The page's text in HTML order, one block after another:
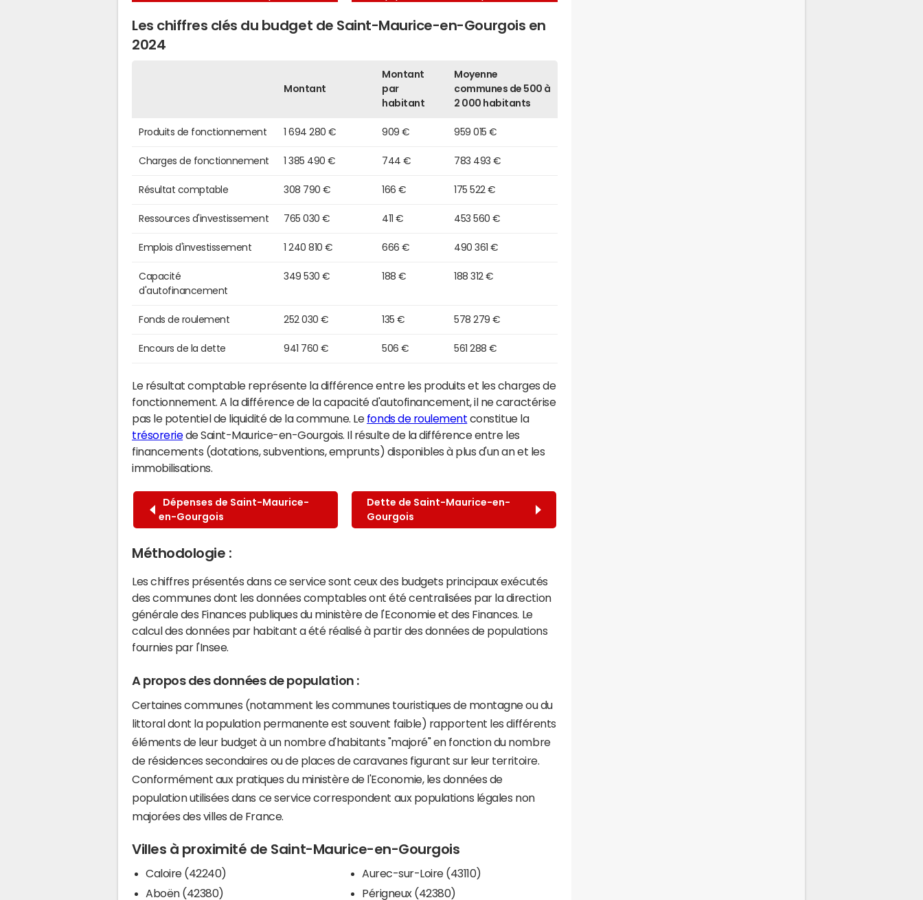
Les chiffres clés du budget de Saint-Maurice-en-Gourgois en
2024
Montant
Montant
par
habitant
Moyenne
communes de 500 à
2 000 habitants
Produits de fonctionnement 1 694 280 € 909 € 959 015 €
Charges de fonctionnement 1 385 490 € 744 € 783 493 €
Résultat comptable 308 790 € 166 € 175 522 €
Ressources d'investissement 765 030 € 411 € 453 560 €
Emplois d'investissement 1 240 810 € 666 € 490 361 €
Capacité
d'autofinancement
349 530 € 188 € 188 312 €
Fonds de roulement 252 030 € 135 € 578 279 €
Encours de la dette 941 760 € 506 € 561 288 €
Le résultat comptable représente la différence entre les produits et les charges de
fonctionnement. A la différence de la capacité d'autofinancement, il ne caractérise
pas le potentiel de liquidité de la commune. Le fonds de roulement constitue la
trésoreriede Saint-Maurice-en-Gourgois. Il résulte de la différence entre les
financements (dotations, subventions, emprunts) disponibles à plus d'un an et les
immobilisations.
Dépenses de Saint-Maurice-
en-Gourgois
Dette de Saint-Maurice-en-
Gourgois
Méthodologie :
Les chiffres présentés dans ce service sont ceux des budgets principaux exécutés
des communes dont les données comptables ont été centralisées par la direction
générale des Finances publiques du ministère de l'Economie et des Finances. Le
calcul des données par habitant a été réalisé à partir des données de populations
fournies par l'Insee.
A propos des données de population :
Certaines communes (notamment les communes touristiques de montagne ou du
littoral dont la population permanente est souvent faible) rapportent les différents
éléments de leur budget à un nombre d'habitants "majoré" en fonction du nombre
de résidences secondaires ou de places de caravanes figurant sur leur territoire.
Conformément aux pratiques du ministère de l'Economie, les données de
population utilisées dans ce service correspondent aux populations légales non
majorées des villes de France.
Villes à proximité de Saint-Maurice-en-Gourgois
Caloire (42240)
Aboën (42380)
Aurec-sur-Loire (43110)
Périgneux (42380)